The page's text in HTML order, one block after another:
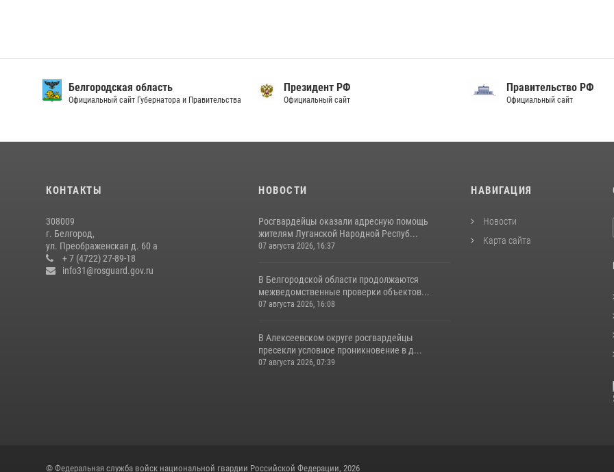
Белгородская область
Официальный сайт Губернатора и Правительства
Президент РФ
Официальный сайт
Правительство РФ
Официальный сайт
КОНТАКТЫ
308009
г. Белгород,
ул. Преображенская д. 60 а
+ 7 (4722) 27-89-18
info31@rosguard.gov.ru
НОВОСТИ
Росгвардейцы оказали адресную помощь
жителям Луганской Народной Респуб...
07 августа 2026, 16:37
В Белгородской области продолжаются
межведомственные проверки объектов...
07 августа 2026, 16:08
В Алексеевском округе росгвардейцы
пресекли условное проникновение в д...
07 августа 2026, 07:39
НАВИГАЦИЯ
Новости
Карта сайта
© Федеральная служба войск национальной гвардии Российской Федерации, 2026